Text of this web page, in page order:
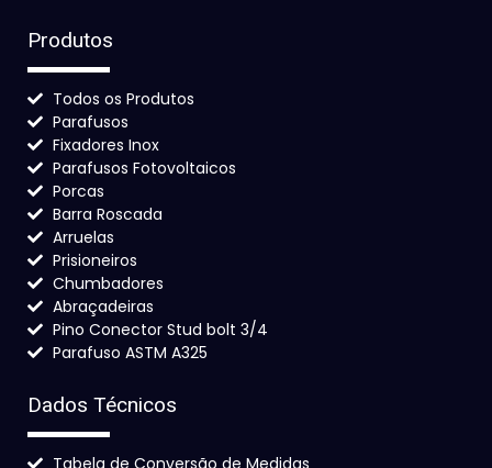
Produtos
Todos os Produtos
Parafusos
Fixadores Inox
Parafusos Fotovoltaicos
Porcas
Barra Roscada
Arruelas
Prisioneiros
Chumbadores
Abraçadeiras
Pino Conector Stud bolt 3/4
Parafuso ASTM A325
Dados Técnicos
Tabela de Conversão de Medidas